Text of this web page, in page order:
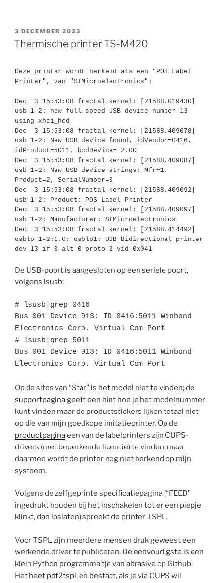
GEPLAATST
OP
3 DECEMBER 2023
Thermische printer TS-M420
Deze printer wordt herkend als een "POS Label
Printer", van "STMicroelectronics":
Dec  3 15:53:08 fractal kernel: [21588.019430]
usb 1-2: new full-speed USB device number 13
using xhci_hcd
Dec  3 15:53:08 fractal kernel: [21588.409078]
usb 1-2: New USB device found, idVendor=0416,
idProduct=5011, bcdDevice= 2.00
Dec  3 15:53:08 fractal kernel: [21588.409087]
usb 1-2: New USB device strings: Mfr=1,
Product=2, SerialNumber=0
Dec  3 15:53:08 fractal kernel: [21588.409092]
usb 1-2: Product: POS Label Printer
Dec  3 15:53:08 fractal kernel: [21588.409097]
usb 1-2: Manufacturer: STMicroelectronics
Dec  3 15:53:08 fractal kernel: [21588.414492]
usblp 1-2:1.0: usblp1: USB Bidirectional printer
dev 13 if 0 alt 0 proto 2 vid 0x041
De USB-poort is aangesloten op een seriele poort,
volgens lsusb:
# lsusb|grep 0416
Bus 001 Device 013: ID 0416:5011 Winbond
Electronics Corp. Virtual Com Port
# lsusb|grep 5011
Bus 001 Device 013: ID 0416:5011 Winbond
Electronics Corp. Virtual Com Port
Op de sites van “Star” is het model niet te vinden; de
supportpaginageeft een hint hoe je het modelnummer
kunt vinden maar de productstickers lijken totaal niet
op die van mijn goedkope imitatieprinter. Op de
productpaginaeen van de labelprinters zijn CUPS-
drivers (met beperkende licentie) te vinden, maar
daarmee wordt de printer nog niet herkend op mijn
systeem.
Volgens de zelfgeprinte specificatiepagina (“FEED”
ingedrukt houden bij het inschakelen tot er een piepje
klinkt, dan loslaten) spreekt de printer TSPL.
Voor TSPL zijn meerdere mensen druk geweest een
werkende driver te publiceren. De eenvoudigste is een
klein Python programma’tje van abrasive op Github.
Het heet pdf2tspl, en bestaat, als je via CUPS wil